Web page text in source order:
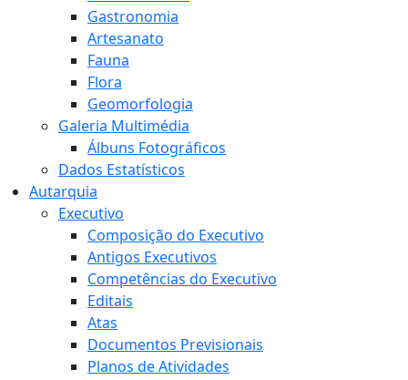
Gastronomia
Artesanato
Fauna
Flora
Geomorfologia
Galeria Multimédia
Álbuns Fotográficos
Dados Estatísticos
Autarquia
Executivo
Composição do Executivo
Antigos Executivos
Competências do Executivo
Editais
Atas
Documentos Previsionais
Planos de Atividades